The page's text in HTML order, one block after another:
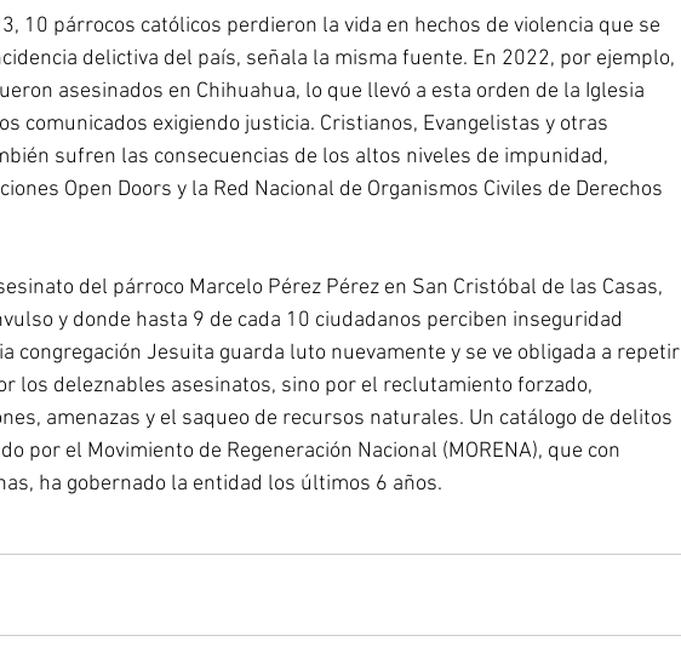
10 párrocos católicos perdieron la vida en hechos de violencia que se
delictiva del país, señala la misma fuente. En 2022, por ejemplo,
asesinados en Chihuahua, lo que llevó a esta orden de la Iglesia
comunicados exigiendo justicia. Cristianos, Evangelistas y otras
sufren las consecuencias de los altos niveles de impunidad,
Open Doors y la Red Nacional de Organismos Civiles de Derechos
del párroco Marcelo Pérez Pérez en San Cristóbal de las Casas,
y donde hasta 9 de cada 10 ciudadanos perciben inseguridad
congregación Jesuita guarda luto nuevamente y se ve obligada a repetir
los deleznables asesinatos, sino por el reclutamiento forzado,
amenazas y el saqueo de recursos naturales. Un catálogo de delitos
por el Movimiento de Regeneración Nacional (MORENA), que con
ha gobernado la entidad los últimos 6 años.